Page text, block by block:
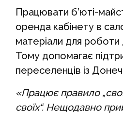
Працювати б’юті-
оренда кабінету в
матеріали для роботи
Тому допомагає
переселенців із
«Працює правило
своїх“. Нещодавно